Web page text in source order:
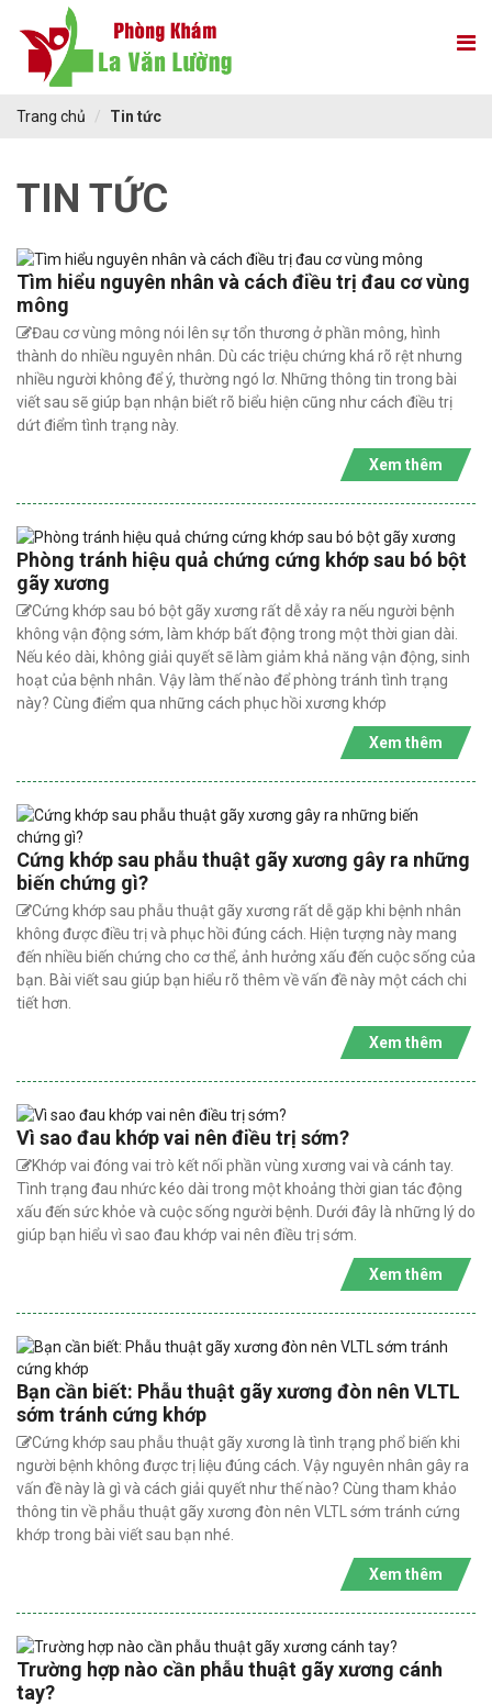
Trang chủ Tin tức
TIN TỨC
Tìm hiểu nguyên nhân và cách điều trị đau cơ vùng
mông
Đau cơ vùng mông nói lên sự tổn thương ở phần mông, hình
thành do nhiều nguyên nhân. Dù các triệu chứng khá rõ rệt nhưng
nhiều người không để ý, thường ngó lơ. Những thông tin trong bài
viết sau sẽ giúp bạn nhận biết rõ biểu hiện cũng như cách điều trị
dứt điểm tình trạng này.
Xem thêm
Phòng tránh hiệu quả chứng cứng khớp sau bó bột
gãy xương
Cứng khớp sau bó bột gãy xương rất dễ xảy ra nếu người bệnh
không vận động sớm, làm khớp bất động trong một thời gian dài.
Nếu kéo dài, không giải quyết sẽ làm giảm khả năng vận động, sinh
hoạt của bệnh nhân. Vậy làm thế nào để phòng tránh tình trạng
này? Cùng điểm qua những cách phục hồi xương khớp
Xem thêm
Cứng khớp sau phẫu thuật gãy xương gây ra những
biến chứng gì?
Cứng khớp sau phẫu thuật gãy xương rất dễ gặp khi bệnh nhân
không được điều trị và phục hồi đúng cách. Hiện tượng này mang
đến nhiều biến chứng cho cơ thể, ảnh hưởng xấu đến cuộc sống của
bạn. Bài viết sau giúp bạn hiểu rõ thêm về vấn đề này một cách chi
tiết hơn.
Xem thêm
Vì sao đau khớp vai nên điều trị sớm?
Khớp vai đóng vai trò kết nối phần vùng xương vai và cánh tay.
Tình trạng đau nhức kéo dài trong một khoảng thời gian tác động
xấu đến sức khỏe và cuộc sống người bệnh. Dưới đây là những lý do
giúp bạn hiểu vì sao đau khớp vai nên điều trị sớm.
Xem thêm
Bạn cần biết: Phẫu thuật gãy xương đòn nên VLTL
sớm tránh cứng khớp
Cứng khớp sau phẫu thuật gãy xương là tình trạng phổ biến khi
người bệnh không được trị liệu đúng cách. Vậy nguyên nhân gây ra
vấn đề này là gì và cách giải quyết như thế nào? Cùng tham khảo
thông tin về phẫu thuật gãy xương đòn nên VLTL sớm tránh cứng
khớp trong bài viết sau bạn nhé.
Xem thêm
Trường hợp nào cần phẫu thuật gãy xương cánh
tay?